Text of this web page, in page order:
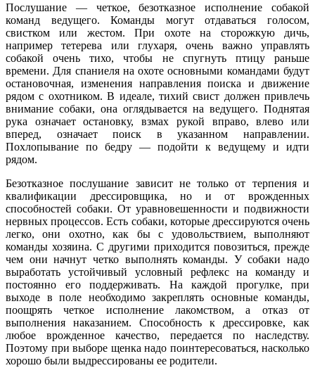
Послушание — четкое, безотказное исполнение собакой
команд ведущего. Команды могут отдаваться голосом,
свистком или жестом. При охоте на сторожкую дичь,
например тетерева или глухаря, очень важно управлять
собакой очень тихо, чтобы не спугнуть птицу раньше
времени. Для спаниеля на охоте основными командами будут
остановочная, изменения направления поиска и движение
рядом с охотником. В идеале, тихий свист должен привлечь
внимание собаки, она оглядывается на ведущего. Поднятая
рука означает остановку, взмах рукой вправо, влево или
вперед, означает поиск в указанном направлении.
Похлопывание по бедру — подойти к ведущему и идти
рядом.
Безотказное послушание зависит не только от терпения и
квалификации дрессировщика, но и от врожденных
способностей собаки. От уравновешенности и подвижности
нервных процессов. Есть собаки, которые дрессируются очень
легко, они охотно, как бы с удовольствием, выполняют
команды хозяина. С другими приходится повозиться, прежде
чем они начнут четко выполнять команды. У собаки надо
выработать устойчивый условный рефлекс на команду и
постоянно его поддерживать. На каждой прогулке, при
выходе в поле необходимо закреплять основные команды,
поощрять четкое исполнение лакомством, а отказ от
выполнения наказанием. Способность к дрессировке, как
любое врожденное качество, передается по наследству.
Поэтому при выборе щенка надо поинтересоваться, насколько
хорошо были выдрессированы ее родители.